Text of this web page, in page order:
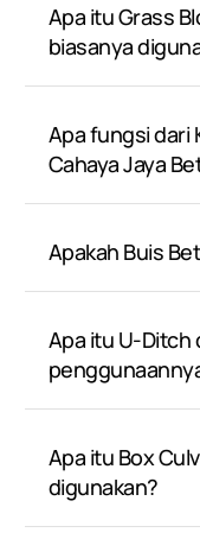
Apa itu Grass
biasanya
Apa fungsi dari
Cahaya Jaya
Apakah Buis
Apa itu U-Ditch
Apa itu Box
digunakan?